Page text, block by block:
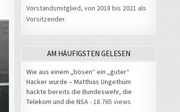
Vorstandsmitglied, von 2018 bis 2021 als
Vorsitzender.
AM HÄUFIGSTEN GELESEN
Wie aus einem „bösen“ ein „guter“
Hacker wurde – Matthias Ungethüm
hackte bereits die Bundeswehr, die
Telekom und die NSA - 18.765 views